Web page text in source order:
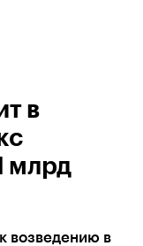
в
млрд
возведению в